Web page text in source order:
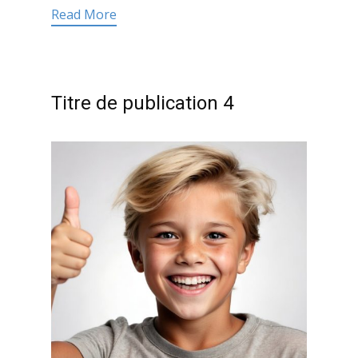
Read More
Titre de publication 4